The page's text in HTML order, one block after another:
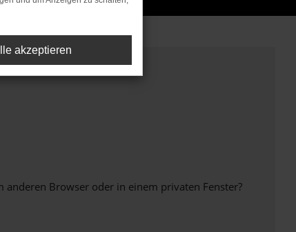
Browser oder in einem privaten Fenster?
akzeptieren